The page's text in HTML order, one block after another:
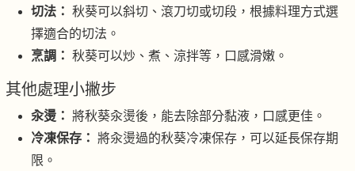
切法： 秋葵可以斜切、滾刀切或切段，根據料理方式選
擇適合的切法。
烹調： 秋葵可以炒、煮、涼拌等，口感滑嫩。
其他處理小撇步
汆燙： 將秋葵汆燙後，能去除部分黏液，口感更佳。
冷凍保存： 將汆燙過的秋葵冷凍保存，可以延長保存期
限。